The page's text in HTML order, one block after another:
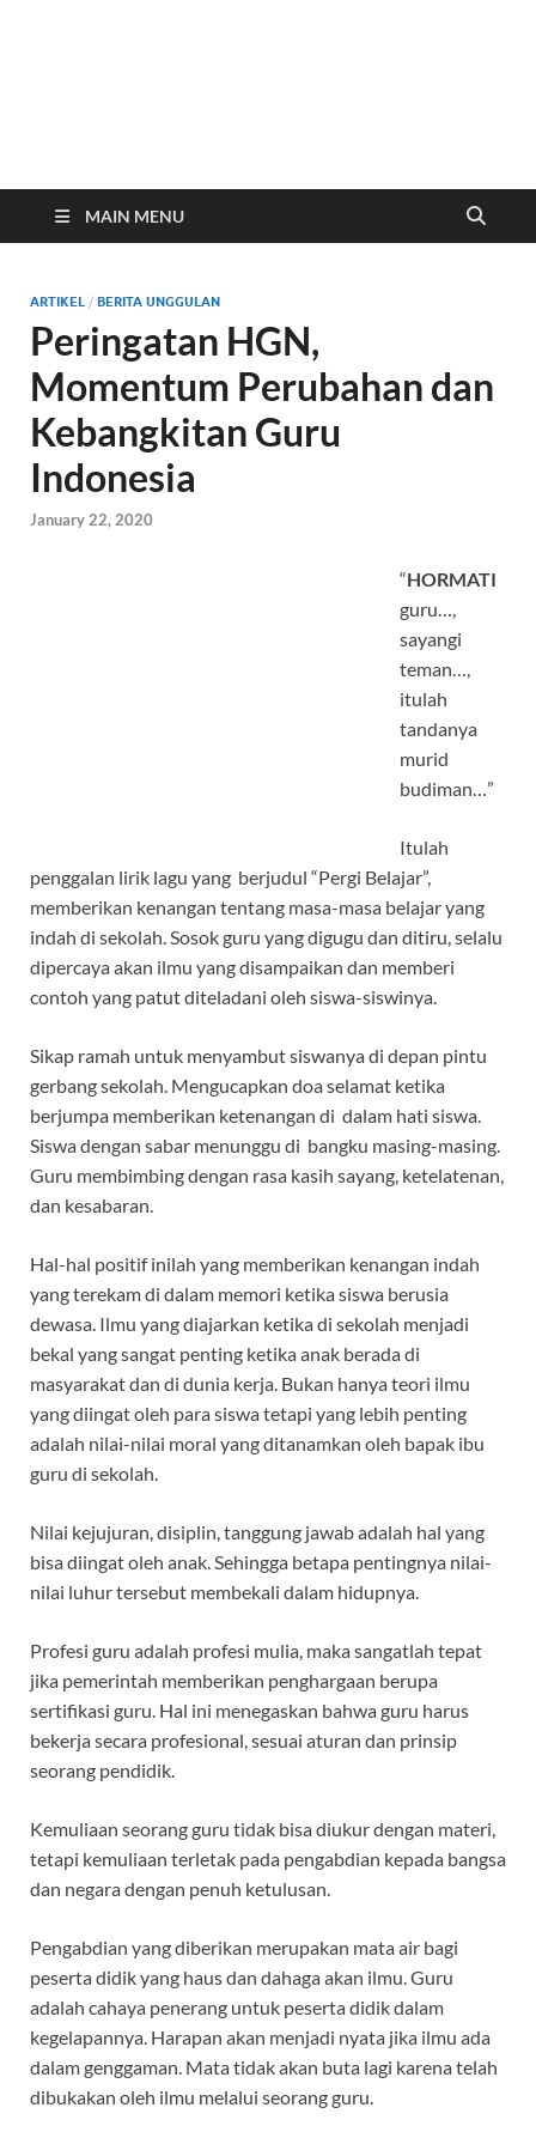
Website Resmi SMP
Negeri 2 Kendal
MAIN MENU
ARTIKEL / BERITA UNGGULAN
Peringatan HGN,
Momentum Perubahan dan
Kebangkitan Guru
Indonesia
January 22, 2020
“HORMATI
guru…,
sayangi
teman…,
itulah
tandanya
murid
budiman…”
Itulah
penggalan lirik lagu yang berjudul “Pergi Belajar”,
memberikan kenangan tentang masa-masa belajar yang
indah di sekolah. Sosok guru yang digugu dan ditiru, selalu
dipercaya akan ilmu yang disampaikan dan memberi
contoh yang patut diteladani oleh siswa-siswinya.
Sikap ramah untuk menyambut siswanya di depan pintu
gerbang sekolah. Mengucapkan doa selamat ketika
berjumpa memberikan ketenangan di dalam hati siswa.
Siswa dengan sabar menunggu di bangku masing-masing.
Guru membimbing dengan rasa kasih sayang, ketelatenan,
dan kesabaran.
Hal-hal positif inilah yang memberikan kenangan indah
yang terekam di dalam memori ketika siswa berusia
dewasa. Ilmu yang diajarkan ketika di sekolah menjadi
bekal yang sangat penting ketika anak berada di
masyarakat dan di dunia kerja. Bukan hanya teori ilmu
yang diingat oleh para siswa tetapi yang lebih penting
adalah nilai-nilai moral yang ditanamkan oleh bapak ibu
guru di sekolah.
Nilai kejujuran, disiplin, tanggung jawab adalah hal yang
bisa diingat oleh anak. Sehingga betapa pentingnya nilai-
nilai luhur tersebut membekali dalam hidupnya.
Profesi guru adalah profesi mulia, maka sangatlah tepat
jika pemerintah memberikan penghargaan berupa
sertifikasi guru. Hal ini menegaskan bahwa guru harus
bekerja secara profesional, sesuai aturan dan prinsip
seorang pendidik.
Kemuliaan seorang guru tidak bisa diukur dengan materi,
tetapi kemuliaan terletak pada pengabdian kepada bangsa
dan negara dengan penuh ketulusan.
Pengabdian yang diberikan merupakan mata air bagi
peserta didik yang haus dan dahaga akan ilmu. Guru
adalah cahaya penerang untuk peserta didik dalam
kegelapannya. Harapan akan menjadi nyata jika ilmu ada
dalam genggaman. Mata tidak akan buta lagi karena telah
dibukakan oleh ilmu melalui seorang guru.